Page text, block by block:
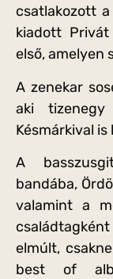
csatlakozott
kiadott
első, amelyen
A zenekar
aki
Késmárkival
A
bandába,
valamint a
elmúlt,
best of